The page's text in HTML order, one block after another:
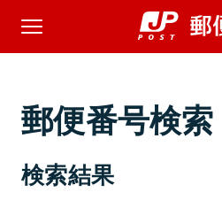
郵便番号検索
検索結果